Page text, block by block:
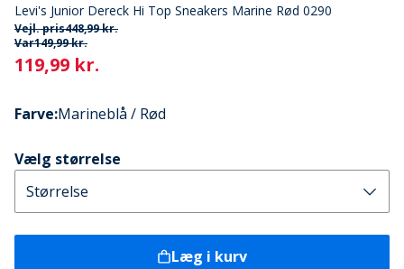
Levi's Junior Dereck Hi Top Sneakers Marine Rød 0290
Vejl. pris448,99 kr.
Var149,99 kr.
Current
119,99 kr.
Farve:Marineblå / Rød
Vælg størrelse
Læg i kurv